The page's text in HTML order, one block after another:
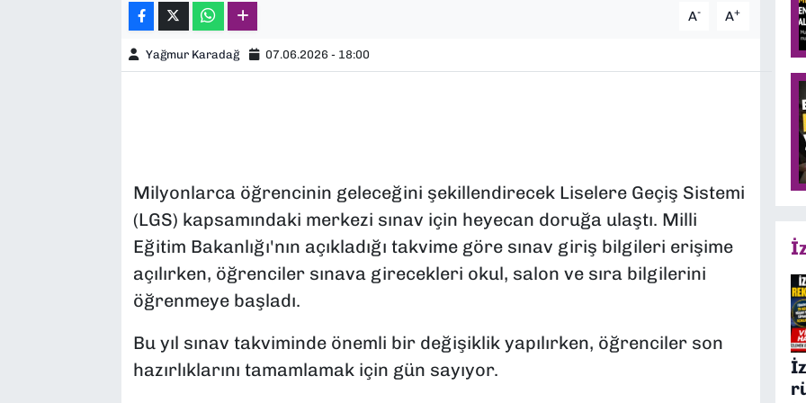
A- A+
Yağmur Karadağ 07.06.2026 - 18:00
Milyonlarca öğrencinin geleceğini şekillendirecek Liselere Geçiş Sistemi
(LGS) kapsamındaki merkezi sınav için heyecan doruğa ulaştı. Milli
Eğitim Bakanlığı'nın açıkladığı takvime göre sınav giriş bilgileri erişime
açılırken, öğrenciler sınava girecekleri okul, salon ve sıra bilgilerini
öğrenmeye başladı.
Bu yıl sınav takviminde önemli bir değişiklik yapılırken, öğrenciler son
hazırlıklarını tamamlamak için gün sayıyor.